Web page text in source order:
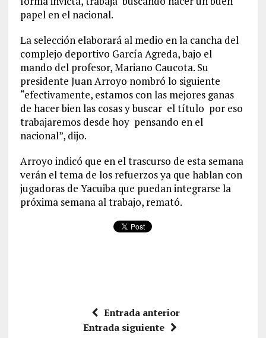
papel en el nacional.
La selección elaborará al medio en la cancha del
complejo deportivo García Agreda, bajo el
mando del profesor, Mariano Caucota. Su
presidente Juan Arroyo nombró lo siguiente
“efectivamente, estamos con las mejores ganas
de hacer bien las cosas y buscar el título por eso
trabajaremos desde hoy pensando en el
nacional”, dijo.
Arroyo indicó que en el trascurso de esta semana
verán el tema de los refuerzos ya que hablan con
jugadoras de Yacuiba que puedan integrarse la
próxima semana al trabajo, remató.
Entrada anterior
Entrada siguiente